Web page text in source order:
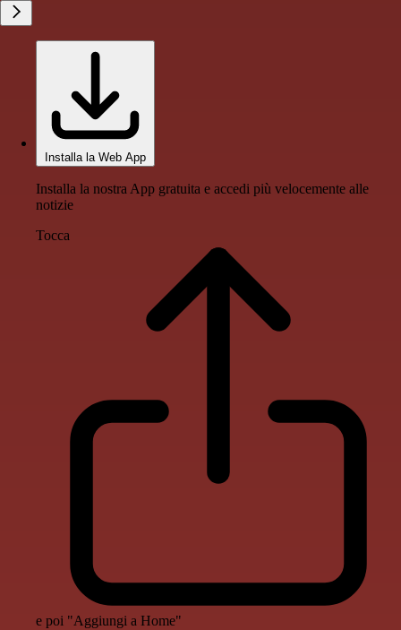
Installa la Web App
Installa la nostra App gratuita e accedi più velocemente alle
notizie
Tocca
e poi "Aggiungi a Home"